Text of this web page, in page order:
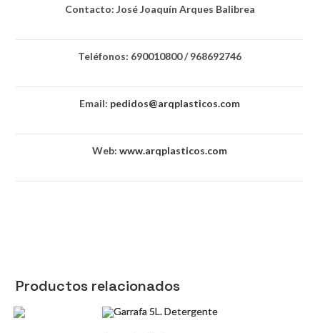
Contacto: José Joaquín Arques Balibrea
Teléfonos: 690010800 / 968692746
Email: pedidos@arqplasticos.com
Web:www.arqplasticos.com
Productos relacionados